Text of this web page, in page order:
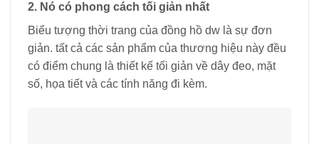
2. Nó có phong cách tối giản nhất
Biểu tượng thời trang của đồng hồ dw là sự đơn
giản. tất cả các sản phẩm của thương hiệu này đều
có điểm chung là thiết kế tối giản về dây đeo, mặt
số, họa tiết và các tính năng đi kèm.